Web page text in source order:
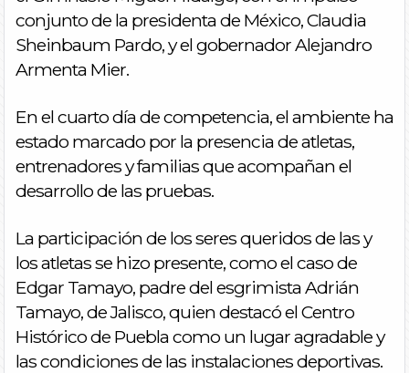
conjunto de la presidenta de México, Claudia
Sheinbaum Pardo, y el gobernador Alejandro
Armenta Mier.
En el cuarto día de competencia, el ambiente ha
estado marcado por la presencia de atletas,
entrenadores y familias que acompañan el
desarrollo de las pruebas.
La participación de los seres queridos de las y
los atletas se hizo presente, como el caso de
Edgar Tamayo, padre del esgrimista Adrián
Tamayo, de Jalisco, quien destacó el Centro
Histórico de Puebla como un lugar agradable y
las condiciones de las instalaciones deportivas.